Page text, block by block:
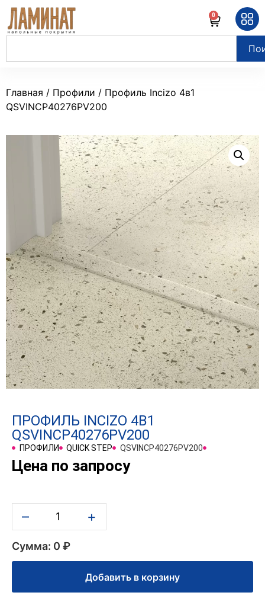
0
Главная / Профили / Профиль Incizo 4в1
QSVINCP40276PV200
ПРОФИЛЬ INCIZO 4В1
QSVINCP40276PV200
ПРОФИЛИ QUICK STEP QSVINCP40276PV200
Цена по запросу
– +
Сумма: 0 ₽
Добавить в корзину